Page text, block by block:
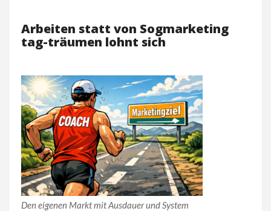
Arbeiten statt von Sogmarketing
tag-träumen lohnt sich
Den eigenen Markt mit Ausdauer und System